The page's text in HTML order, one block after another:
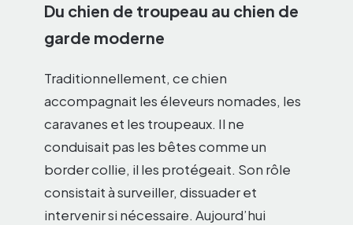
Du chien de troupeau au chien de
garde moderne
Traditionnellement, ce chien
accompagnait les éleveurs nomades, les
caravanes et les troupeaux. Il ne
conduisait pas les bêtes comme un
border collie, il les protégeait. Son rôle
consistait à surveiller, dissuader et
intervenir si nécessaire. Aujourd’hui